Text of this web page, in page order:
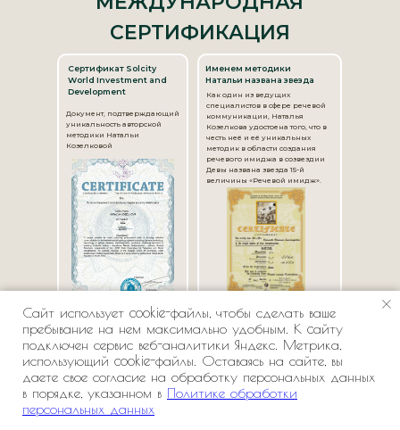
Сертификат Solcity
World Investment and
Development
Документ, подтверждающий
уникальность авторской
методики Натальи
Козелковой
Именем методики
Натальи названа звезда
Как один из ведущих
специалистов в сфере речевой
коммуникации, Наталья
Козелкова удостоена того, что в
честь неё и её уникальных
методик в области создания
речевого имиджа в созвездии
Девы названа звезда 15-й
величины «Речевой имидж».
Сертификат WIPO PROOF
WIPO PROOF опирается на 130
летний опыт ВОИС в области
предоставления безопасных и
надежных услуг в области ИС
по всему миру
АМЕРИКАНСКАЯ АКАДЕМИЯ
профессионального
коучинга Fowler International
СЕРТИФИКАЦИЯ
Сайт использует cookie-файлы, чтобы сделать ваше
пребывание на нем максимально удобным. К cайту
подключен сервис веб-аналитики Яндекс. Метрика,
использующий cookie-файлы. Оставаясь на сайте, вы
даете свое согласие на обработку персональных данных
в порядке, указанном в Политике обработки
персональных данных